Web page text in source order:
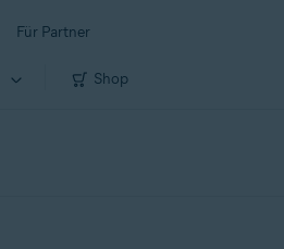
Für Partner
Shop